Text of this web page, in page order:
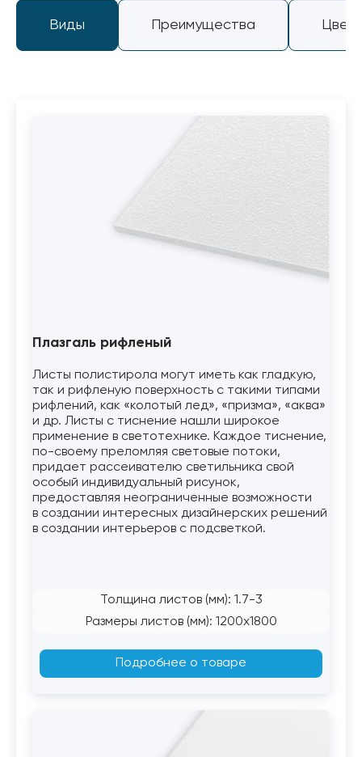
Виды Преимущества
Плазгаль рифленый
Листы полистирола могут иметь как гладкую,
так и рифленую поверхность с такими типами
рифлений, как «колотый лед», «призма», «аква»
и др. Листы с тиснение нашли широкое
применение в светотехнике. Каждое тиснение,
по-своему преломляя световые потоки,
придает рассеивателю светильника свой
особый индивидуальный рисунок,
предоставляя неограниченные возможности
в создании интересных дизайнерских решений
в создании интерьеров с подсветкой.
Толщина листов (мм): 1.7-3
Размеры листов (мм): 1200x1800
Подробнее о товаре